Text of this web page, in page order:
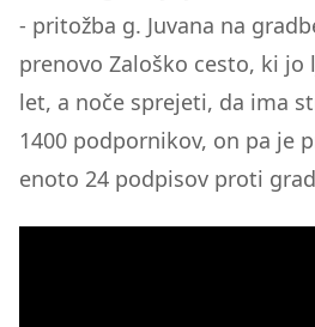
- pritožba g. Juvana na
prenovo Zaloško cesto, ki jo
let, a noče sprejeti, da ima
1400 podpornikov, on pa je
enoto 24 podpisov proti